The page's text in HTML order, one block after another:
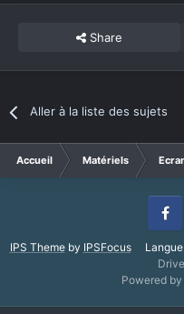
Share
Aller à la liste des sujets
Accueil Matériels
IPS Themeby IPSFocus Langue
Powered